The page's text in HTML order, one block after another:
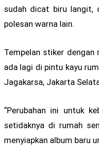
sudah dicat biru langit,
polesan warna lain.
Tempelan stiker
ada lagi di pintu kayu
Jagakarsa, Jakarta
“Perubahan ini untuk
setidaknya di rumah
menyiapkan album baru